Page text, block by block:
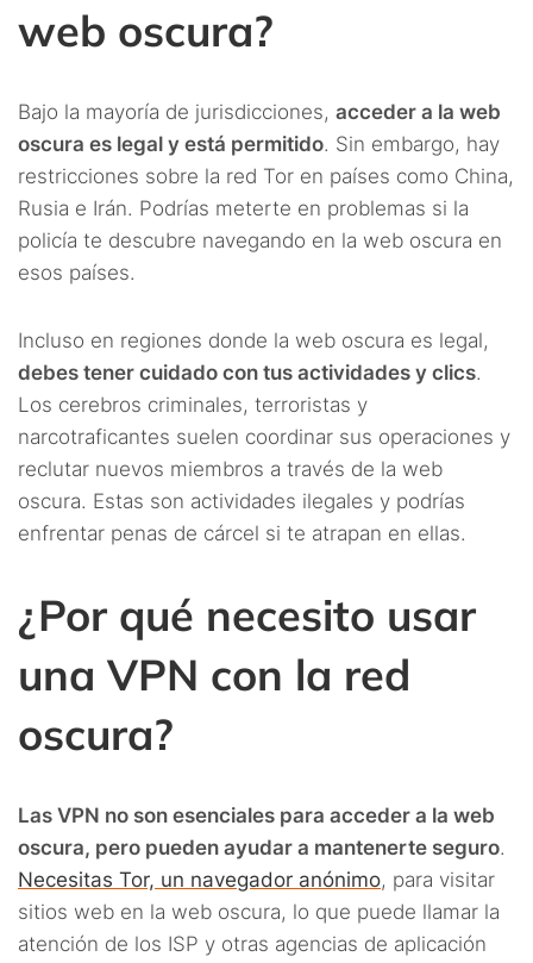
web oscura?
Bajo la mayoría de jurisdicciones, acceder a la web
oscura es legal y está permitido. Sin embargo, hay
restricciones sobre la red Tor en países como China,
Rusia e Irán. Podrías meterte en problemas si la
policía te descubre navegando en la web oscura en
esos países.
Incluso en regiones donde la web oscura es legal,
debes tener cuidado con tus actividades y clics.
Los cerebros criminales, terroristas y
narcotraficantes suelen coordinar sus operaciones y
reclutar nuevos miembros a través de la web
oscura. Estas son actividades ilegales y podrías
enfrentar penas de cárcel si te atrapan en ellas.
¿Por qué necesito usar
una VPN con la red
oscura?
Las VPN no son esenciales para acceder a la web
oscura, pero pueden ayudar a mantenerte seguro.
Necesitas Tor, un navegador anónimo, para visitar
sitios web en la web oscura, lo que puede llamar la
atención de los ISP y otras agencias de aplicación